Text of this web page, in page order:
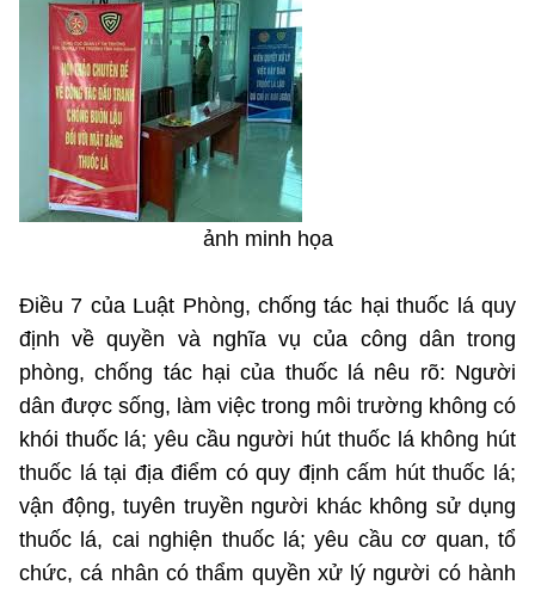
Sở hữu trí tuệ
Tiêu chuẩn, đo lường, chất lượng
Năng lượng nguyên tử
Tin tổng hợp
Lấy ý kiến người dân về dự thảo VBQPPL
Khoa học và Công nghệ
Đổi mới sáng tạo
Chuyển đổi số
Bưu chính, Viễn thông
Tiêu chuẩn, đo lường, chất lượng
Năng lượng nguyên tử
Multimedia
THƯ ĐIỆN TỬ
Videos
Voice
Nhiệm vụ trọng tâm
Chọn ngôn ngữ
Vietnamese
ảnh minh họa
Điều 7 của Luật Phòng, chống tác hại thuốc lá quy
định về quyền và nghĩa vụ của công dân trong
phòng, chống tác hại của thuốc lá nêu rõ: Người
dân được sống, làm việc trong môi trường không có
khói thuốc lá; yêu cầu người hút thuốc lá không hút
thuốc lá tại địa điểm có quy định cấm hút thuốc lá;
vận động, tuyên truyền người khác không sử dụng
thuốc lá, cai nghiện thuốc lá; yêu cầu cơ quan, tổ
chức, cá nhân có thẩm quyền xử lý người có hành